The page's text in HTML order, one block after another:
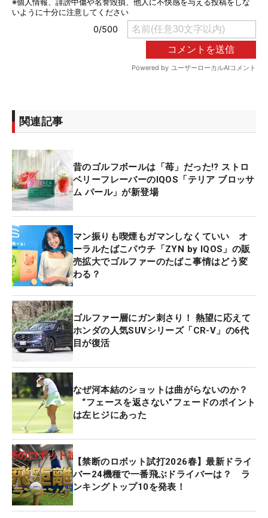
関連記事
昔のゴルフボールは「苺」だった!? ストロ
ベリーフレーバーのIQOS「テリア ブロッサ
ム パール」が新登場
マン振りも喫煙もガマンしなくていい オ
ーラルたばこパウチ「ZYN by IQOS」の販
売拡大でゴルファーのたばこ事情はどう変
わる？
ゴルファー層にガン刺さり！ 熱望に応えて
ホンダの人気SUVシリーズ「CR-V」の6代
目が復活
なぜ河本結のショットは曲がらないのか？
“フェースを返さない”フェードのポイント
は左ヒジにあった
【禁断のロボット試打2026春】最新ドライ
バー24機種で一番飛ぶドライバーは？ ラ
ンキングトップ10を発表！